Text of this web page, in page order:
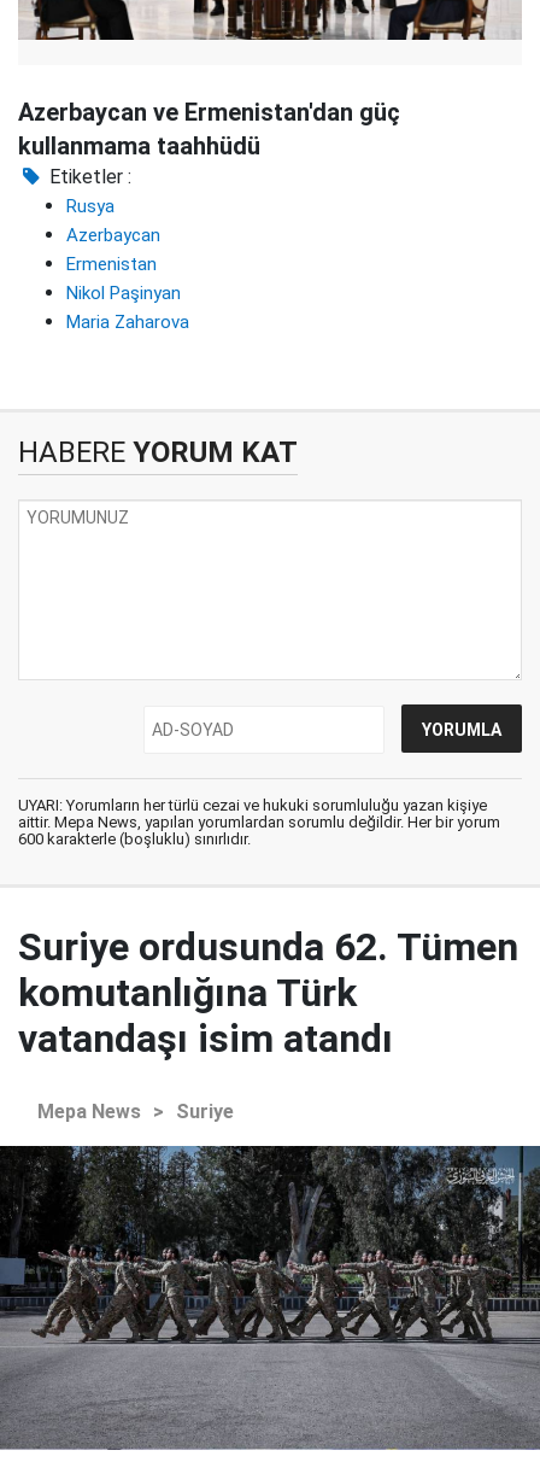
Azerbaycan ve Ermenistan'dan güç
kullanmama taahhüdü
Etiketler :
Rusya
Azerbaycan
Ermenistan
Nikol Paşinyan
Maria Zaharova
HABERE YORUM KAT
UYARI: Yorumların her türlü cezai ve hukuki sorumluluğu yazan kişiye
aittir. Mepa News, yapılan yorumlardan sorumlu değildir. Her bir yorum
600 karakterle (boşluklu) sınırlıdır.
Suriye ordusunda 62. Tümen
komutanlığına Türk
vatandaşı isim atandı
Mepa News > Suriye